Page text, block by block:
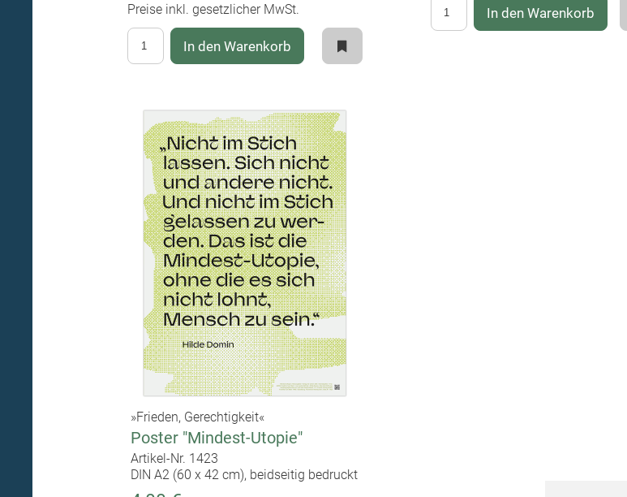
Preise inkl. gesetzlicher MwSt.
In den Warenkorb
In den Warenkorb
»Frieden, Gerechtigkeit«
Poster "Mindest-Utopie"
Artikel-Nr. 1423
DIN A2 (60 x 42 cm), beidseitig bedruckt